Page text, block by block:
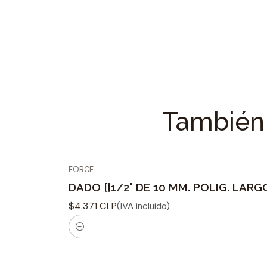
FORCE
DADO []1/2" DE 10 MM. POLIG.
$4.371 CLP(IVA incluido)
C